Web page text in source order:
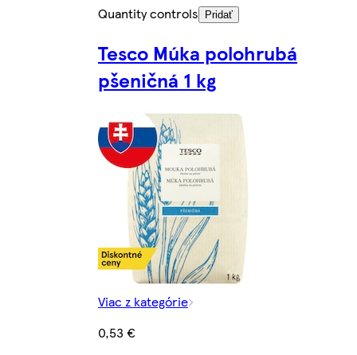
Quantity controls
Pridať
Tesco Múka polohrubá
pšeničná 1 kg
Viac z kategórie
0,53 €